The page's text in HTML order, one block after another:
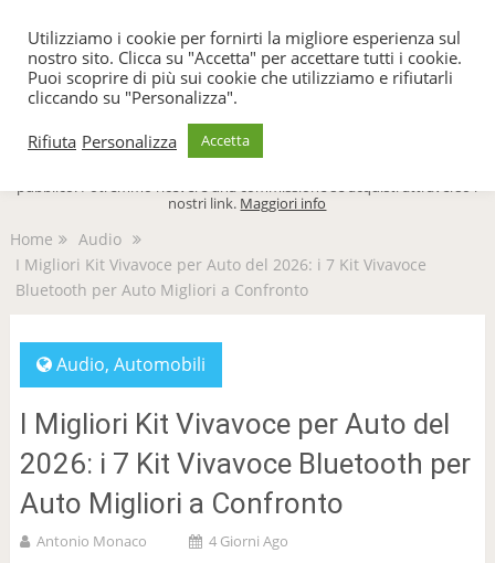
TecnoFacile
Menu
pubblico. Potremmo ricevere una commissione se acquisti attraverso i
nostri link. Maggiori info
Home
Audio
I Migliori Kit Vivavoce per Auto del 2026: i 7 Kit Vivavoce
Bluetooth per Auto Migliori a Confronto
Audio, Automobili
I Migliori Kit Vivavoce per Auto del
2026: i 7 Kit Vivavoce Bluetooth per
Auto Migliori a Confronto
Antonio Monaco 4 Giorni Ago
Utilizziamo i cookie per fornirti la migliore esperienza sul
nostro sito. Clicca su "Accetta" per accettare tutti i cookie.
Puoi scoprire di più sui cookie che utilizziamo e rifiutarli
cliccando su "Personalizza".
Rifiuta Personalizza Accetta